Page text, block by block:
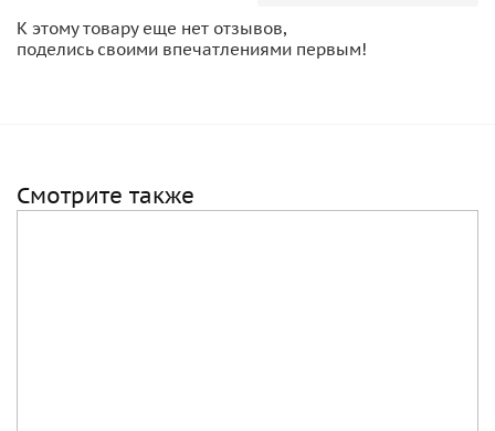
К этому товару еще нет отзывов,
поделись своими впечатлениями первым!
Смотрите также